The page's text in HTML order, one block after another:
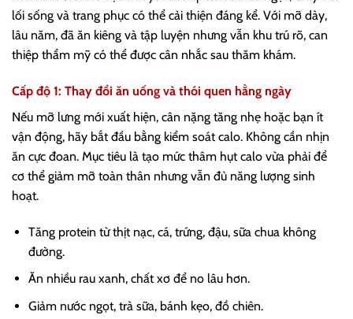
lối sống và trang phục có thể cải thiện đáng kể. Với mỡ dày,
lâu năm, đã ăn kiêng và tập luyện nhưng vẫn khu trú rõ, can
thiệp thẩm mỹ có thể được cân nhắc sau thăm khám.
Cấp độ 1: Thay đổi ăn uống và thói quen hằng ngày
Nếu mỡ lưng mới xuất hiện, cân nặng tăng nhẹ hoặc bạn ít
vận động, hãy bắt đầu bằng kiểm soát calo. Không cần nhịn
ăn cực đoan. Mục tiêu là tạo mức thâm hụt calo vừa phải để
cơ thể giảm mỡ toàn thân nhưng vẫn đủ năng lượng sinh
hoạt.
Tăng protein từ thịt nạc, cá, trứng, đậu, sữa chua không
đường.
Ăn nhiều rau xanh, chất xơ để no lâu hơn.
Giảm nước ngọt, trà sữa, bánh kẹo, đồ chiên.